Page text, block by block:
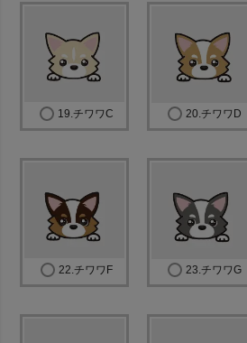
19.チワワC 20.チワワD
22.チワワF 23.チワワG